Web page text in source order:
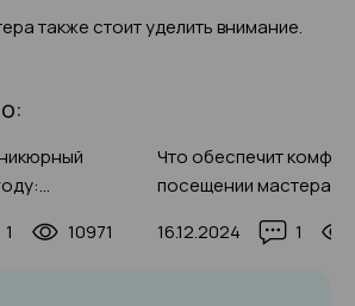
также стоит уделить внимание.
1 10971
Что обеспечит
посещении мастера
инструменты и
16.12.2024 1